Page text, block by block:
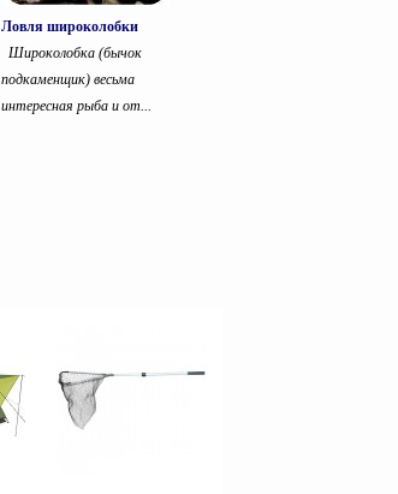
Ловля широколобки
Широколобка (бычок
подкаменщик) весьма
интересная рыба и от...